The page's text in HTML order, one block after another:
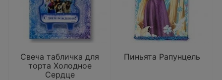
Свеча табличка для
торта Холодное
Сердце
Пиньята Рапунцель